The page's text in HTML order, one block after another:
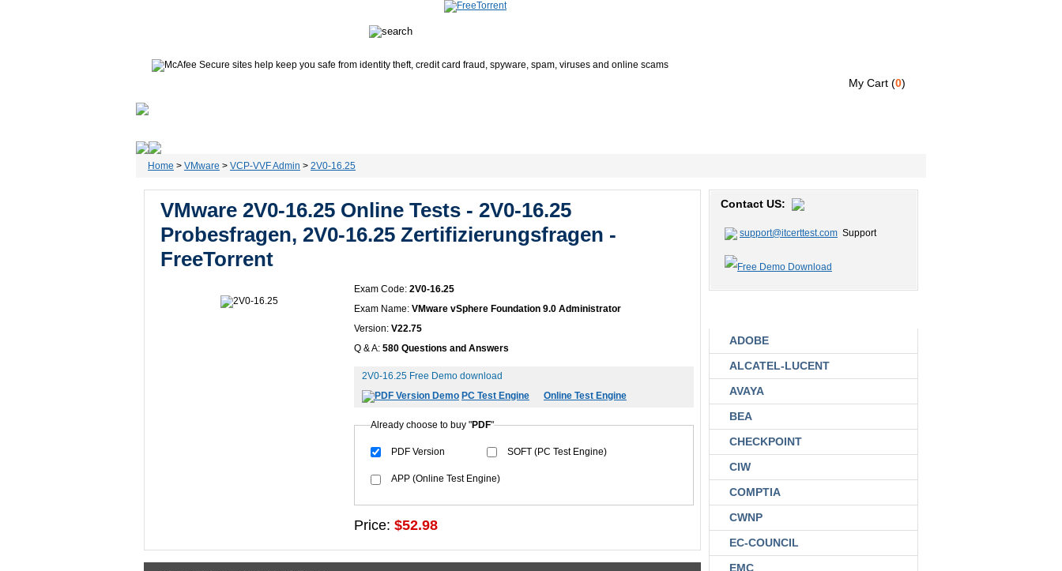
My Cart (0)
Home > VMware > VCP-VVF Admin > 2V0-16.25
VMware 2V0-16.25 Online Tests - 2V0-16.25
Probesfragen, 2V0-16.25 Zertifizierungsfragen -
FreeTorrent
Exam Code: 2V0-16.25
Exam Name: VMware vSphere Foundation 9.0 Administrator
Version: V22.75
Q & A: 580 Questions and Answers
2V0-16.25 Free Demo download
PDF Version Demo PC Test Engine Online Test Engine
Already choose to buy "PDF"
PDF Version SOFT (PC Test Engine)
APP (Online Test Engine)
Price: $52.98
Contact US:
support@itcerttest.com Support
ADOBE
ALCATEL-LUCENT
AVAYA
BEA
CHECKPOINT
CIW
COMPTIA
CWNP
EC-COUNCIL
EMC